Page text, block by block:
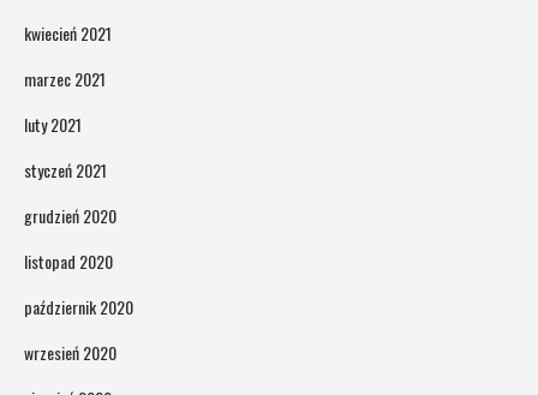
kwiecień 2021
marzec 2021
luty 2021
styczeń 2021
grudzień 2020
listopad 2020
październik 2020
wrzesień 2020